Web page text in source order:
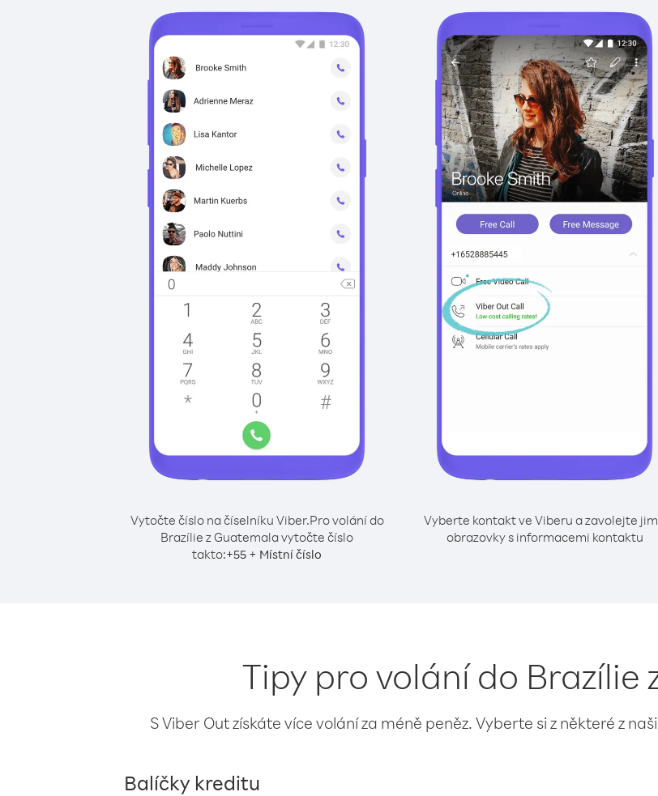
Vytočte číslo na číselníku Viber.Pro volání do
Brazílie z Guatemala vytočte číslo
takto:+55 + Místní číslo
Vyberte kontakt ve Viberu a zavolejte
obrazovky s informacemi kontaktu
Tipy pro volání do Brazílie
S Viber Out získáte více volání za méně peněz. Vyberte si z některé z
Balíčky kreditu